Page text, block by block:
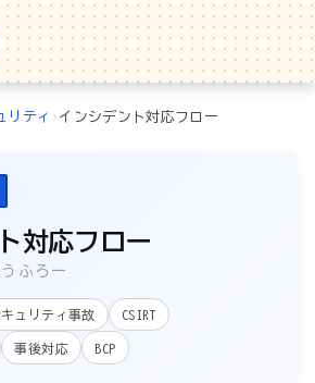
リティ › インシデント対応フロー
対応フロー
ふろー
キュリティ事故 CSIRT
事後対応 BCP